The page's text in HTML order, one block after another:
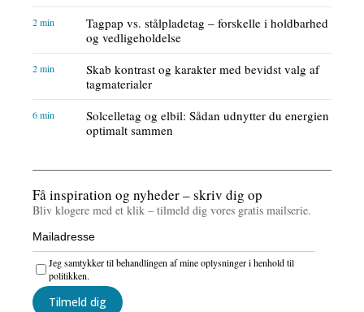
Tagpap vs. stålpladetag – forskelle i holdbarhed
og vedligeholdelse
2 min
Skab kontrast og karakter med bevidst valg af
tagmaterialer
2 min
Solcelletag og elbil: Sådan udnytter du energien
optimalt sammen
6 min
Få inspiration og nyheder – skriv dig op
Bliv klogere med et klik – tilmeld dig vores gratis mailserie.
Tilmeld dig
Jeg samtykker til behandlingen af mine oplysninger i henhold til
politikken.